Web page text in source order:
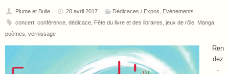
Plume et Bulle 28 avril 2017 Dédicaces / Expos
Evénements
concert, conférence, dédicace, Fête du livre et des libraires jeux de rôle, Manga,
poèmes vernissage
Ren
dez
-